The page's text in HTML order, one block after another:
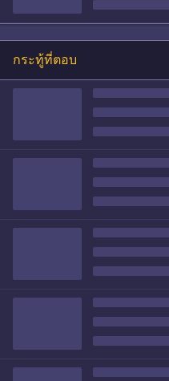
กระทู้ที่ตอบ